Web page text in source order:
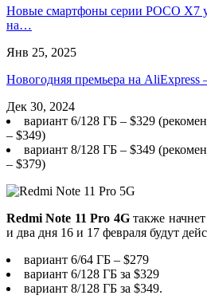
Новые смартфоны серии POCO X7
на…
Янв 25, 2025
Новогодняя премьера на
Дек 30, 2024
вариант 6/128 ГБ – $329
– $349)
вариант 8/128 ГБ – $349
– $379)
Redmi Note 11 Pro 4Gтакже
и два дня 16 и 17 февраля будут
вариант 6/64 ГБ – $279
вариант 6/128 ГБ за $329
вариант 8/128 ГБ за $349.